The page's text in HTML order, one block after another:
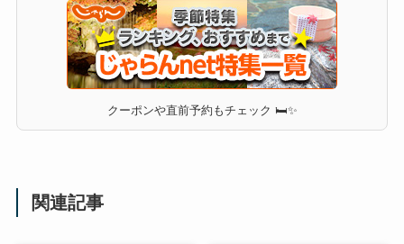
クーポンや直前予約もチェック 🛏✨
関連記事